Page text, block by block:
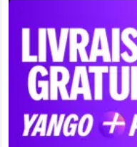
Ebola : en Ouganda, le
8 juillet 2026